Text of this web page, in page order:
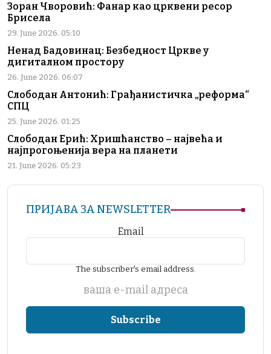
Зоран Чворовић: Фанар као црквени ресор
Брисела
29. June 2026. 05:10
Ненад Бадовинац: Безбедност Цркве у
дигиталном простору
26. June 2026. 06:07
Слободан Антонић: Грађанистичка „реформа“
СПЦ
25. June 2026. 01:25
Слободан Ерић: Хришћанство – највећа и
најпрогоњенија вера на планети
21. June 2026. 05:23
ПРИЈАВА ЗА NEWSLETTER
Email
The subscriber's email address.
ваша е-mail адреса